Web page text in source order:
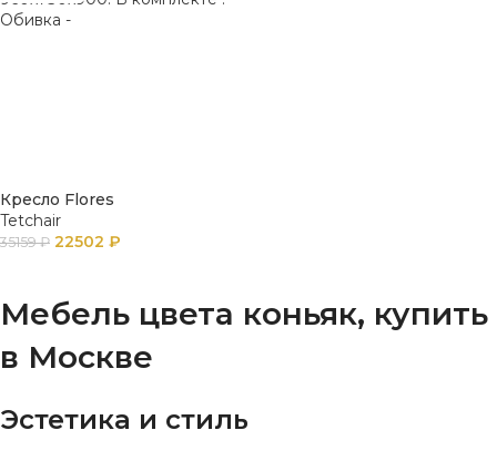
Кресло Flores
Tetchair
35159₽ 22502 ₽
Мебель цвета коньяк, купить
в Москве
Эстетика и стиль